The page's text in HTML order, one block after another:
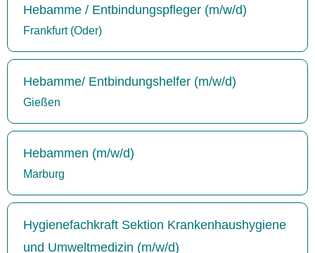
Hebamme / Entbindungspfleger (m/w/d)
Frankfurt (Oder)
Hebamme/ Entbindungshelfer (m/w/d)
Gießen
Hebammen (m/w/d)
Marburg
Hygienefachkraft Sektion Krankenhaushygiene
und Umweltmedizin (m/w/d)